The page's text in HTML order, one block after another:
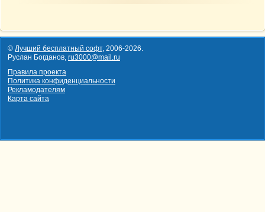
© Лучший бесплатный софт, 2006-2026.
Руслан Богданов, ru3000@mail.ru
Правила проекта
Политика конфиденциальности
Рекламодателям
Карта сайта